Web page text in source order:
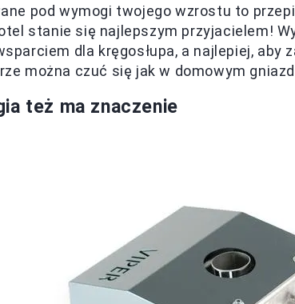
pod wymogi twojego wzrostu to
stanie się najlepszym przyjacielem!
dla kręgosłupa, a najlepiej, aby
można czuć się jak w domowym
też ma znaczenie